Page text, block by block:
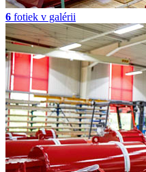
6 fotiek v galérii